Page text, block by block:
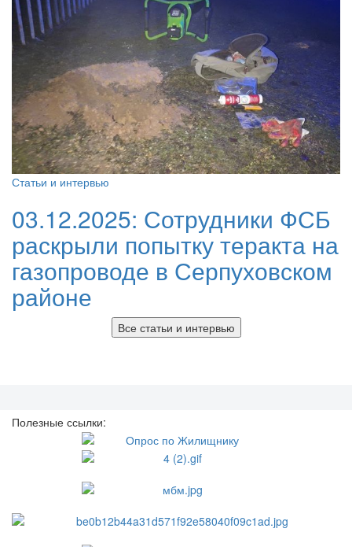
Статьи и интервью
03.12.2025: Сотрудники ФСБ
раскрыли попытку теракта на
газопроводе в Серпуховском
районе
Все статьи и интервью
Полезные ссылки: